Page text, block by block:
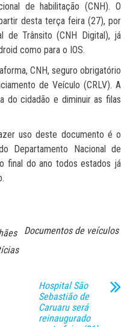
de habilitação (CNH). O
desta terça feira (27), por
de Trânsito (CNH Digital), já
como para o IOS.
CNH, seguro obrigatório
de Veículo (CRLV). A
do cidadão e diminuir as filas
uso deste documento é o
Departamento Nacional de
final do ano todos estados já
Documentos de veículos
Hospital São
Sebastião de
Caruaru será
reinaugurado